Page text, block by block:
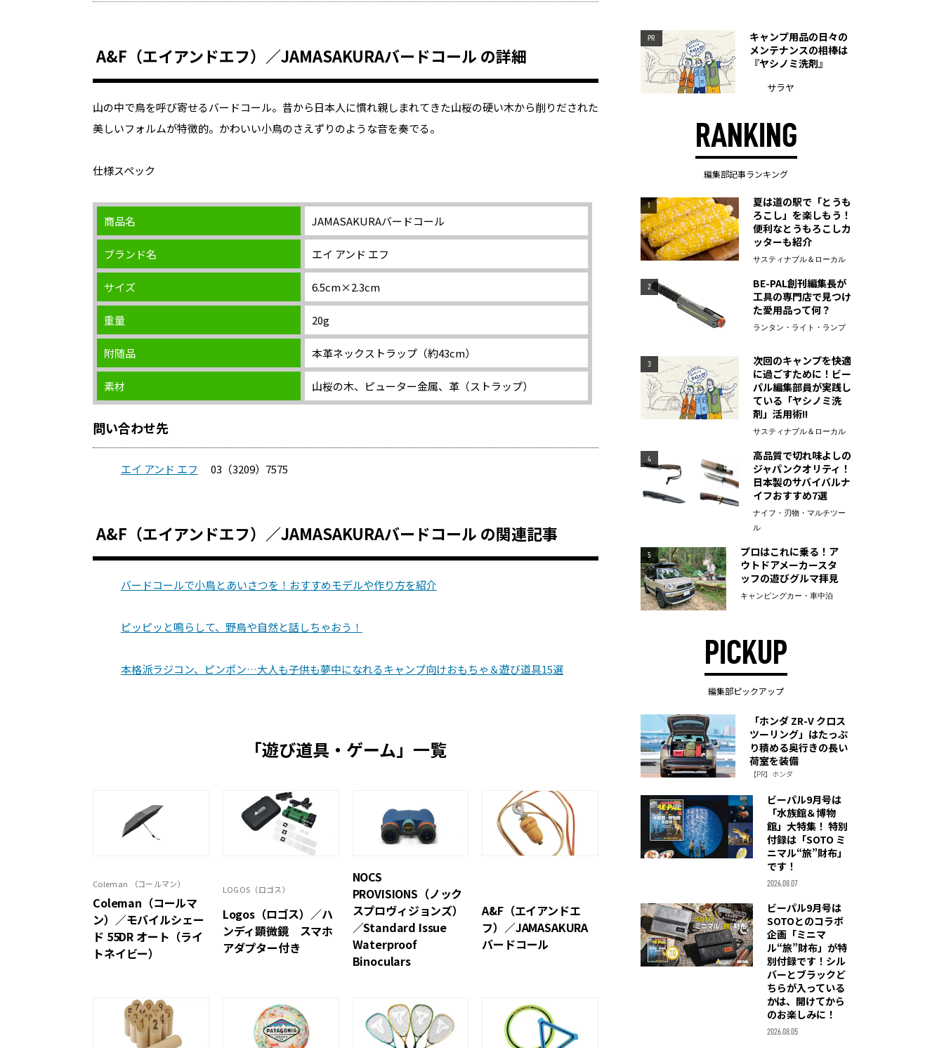
A&F（エイアンドエフ）／JAMASAKURAバードコール の詳細
山の中で鳥を呼び寄せるバードコール。昔から日本人に慣れ親しまれてきた山桜の硬い木から削りだされた
美しいフォルムが特徴的。かわいい小鳥のさえずりのような音を奏でる。
仕様スペック
商品名 JAMASAKURAバードコール
ブランド名 エイ アンド エフ
サイズ 6.5cm×2.3cm
重量 20g
附随品 本革ネックストラップ（約43cm）
素材 山桜の木、ピューター金属、革（ストラップ）
問い合わせ先
エイ アンド エフ 03（3209）7575
A&F（エイアンドエフ）／JAMASAKURAバードコール の関連記事
バードコールで小鳥とあいさつを！おすすめモデルや作り方を紹介
ピッピッと鳴らして、野鳥や自然と話しちゃおう！
本格派ラジコン、ピンポン…大人も子供も夢中になれるキャンプ向けおもちゃ＆遊び道具15選
「遊び道具・ゲーム」一覧
Coleman （コールマン）
Coleman（コールマ
ン）／モバイルシェー
ド 55DR オート（ライ
トネイビー）
LOGOS（ロゴス）
Logos（ロゴス）／ハ
ンディ顕微鏡 スマホ
アダプター付き
NOCS
PROVISIONS（ノック
スプロヴィジョンズ）
／Standard Issue
Waterproof
Binoculars
A&F（エイアンドエ
フ）／JAMASAKURA
バードコール
PR
キャンプ用品の日々の
メンテナンスの相棒は
『ヤシノミ洗剤』
サラヤ
RANKING
編集部記事ランキング
1
夏は道の駅で「とうも
ろこし」を楽しもう！
便利なとうもろこしカ
ッターも紹介
サスティナブル＆ローカル
2
BE-PAL創刊編集長が
工具の専門店で見つけ
た愛用品って何？
ランタン・ライト・ランプ
3
次回のキャンプを快適
に過ごすために！ビー
パル編集部員が実践し
ている「ヤシノミ洗
剤」活用術!!
サスティナブル＆ローカル
4
高品質で切れ味よしの
ジャパンクオリティ！
日本製のサバイバルナ
イフおすすめ7選
ナイフ・刃物・マルチツー
ル
5
プロはこれに乗る！ア
ウトドアメーカースタ
ッフの遊びグルマ拝見
キャンピングカー・車中泊
PICKUP
編集部ピックアップ
「ホンダ ZR-V クロス
ツーリング」はたっぷ
り積める奥行きの長い
荷室を装備
【PR】ホンダ
ビーパル9月号は
「水族館＆博物
館」大特集！ 特別
付録は「SOTO ミ
ニマル“旅”財布」
です！
2026.08.07
ビーパル9月号は
SOTOとのコラボ
企画「ミニマ
ル“旅”財布」が特
別付録です！シル
バーとブラックど
ちらが入っている
かは、開けてから
のお楽しみに！
2026.08.05